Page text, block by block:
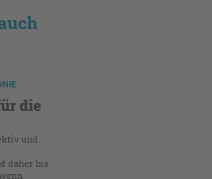
die
und
daher bis